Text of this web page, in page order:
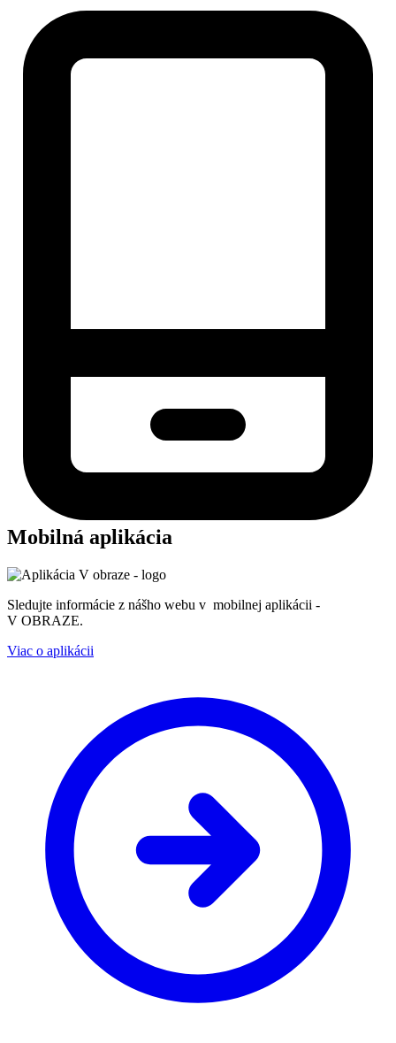
Mobilná aplikácia
Sledujte informácie z nášho webu v mobilnej aplikácii -
V OBRAZE.
Viac o aplikácii